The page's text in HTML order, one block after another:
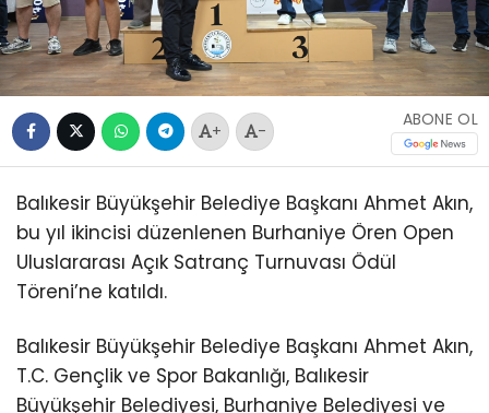
+ -
ABONE OL
Balıkesir Büyükşehir Belediye Başkanı Ahmet Akın,
bu yıl ikincisi düzenlenen Burhaniye Ören Open
Uluslararası Açık Satranç Turnuvası Ödül
Töreni’ne katıldı.
Balıkesir Büyükşehir Belediye Başkanı Ahmet Akın,
T.C. Gençlik ve Spor Bakanlığı, Balıkesir
Büyükşehir Belediyesi, Burhaniye Belediyesi ve